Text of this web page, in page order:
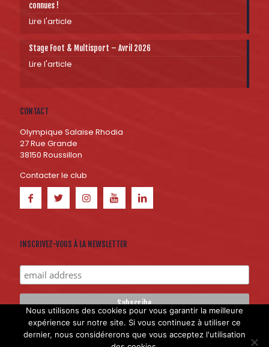
connues !
Lire l'article
Stage Foot & Multisport – Avril 2026
Lire l'article
CONTACT
Olympique Salaise Rhodia
27 Rue Grande
38150 Roussillon
Contacter le club
INSCRIVEZ-VOUS À LA NEWSLETTER
Nous utilisons des cookies pour vous garantir la meilleure
expérience sur notre site. Si vous continuez à utiliser ce
dernier, nous considérerons que vous acceptez l'utilisation